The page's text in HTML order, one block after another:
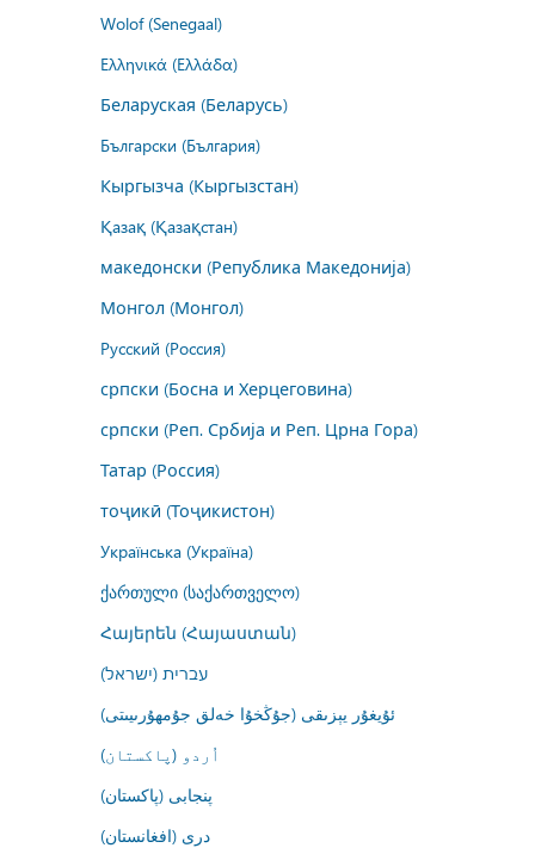
Wolof (Senegaal)
Ελληνικά (Ελλάδα)
Беларуская (Беларусь)
Български (България)
Кыргызча (Кыргызстан)
Қазақ (Қазақстан)
македонски (Република Македонија)
Монгол (Монгол)
Русский (Россия)
српски (Босна и Херцеговина)
српски (Реп. Србија и Реп. Црна Гора)
Татар (Россия)
тоҷикӣ (Тоҷикистон)
Українська (Україна)
ქართული (საქართველო)
Հայերեն (Հայաստան)
עברית (ישראל)
ئۇيغۇر يېزىقى (جۇڭخۇا خەلق جۇمھۇرىيىتى)
اُردو (پاکستان)
پنجابی (پاکستان)
درى (افغانستان)